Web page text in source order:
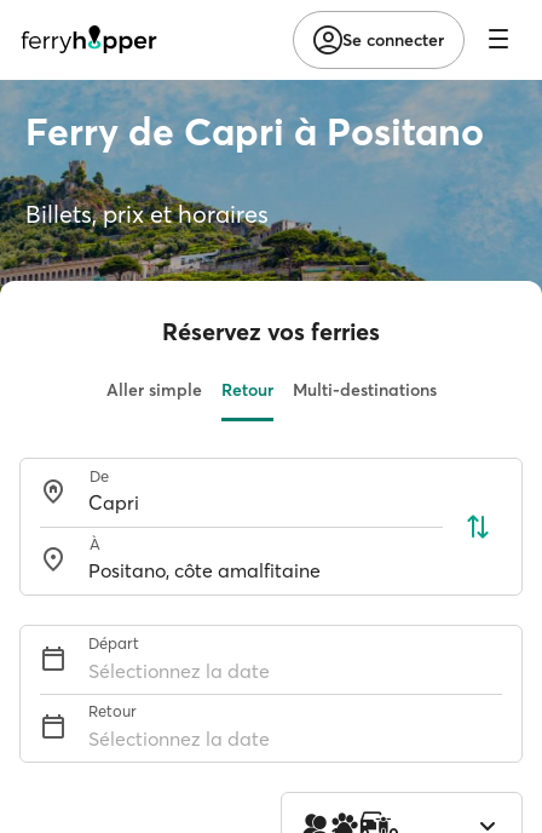
Se connecter
Ferry de Capri à Positano
Billets, prix et horaires
Réservez vos ferries
Aller simple Retour Multi-destinations
De
À
Départ
Sélectionnez la date
Retour
Sélectionnez la date